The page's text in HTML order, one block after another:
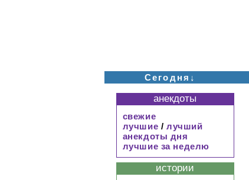
Сегодня↓
анекдоты
свежие
лучшие / лучший
анекдоты дня
лучшие за неделю
истории